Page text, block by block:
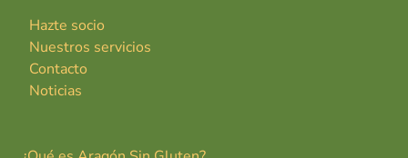
Hazte socio
Nuestros servicios
Contacto
Noticias